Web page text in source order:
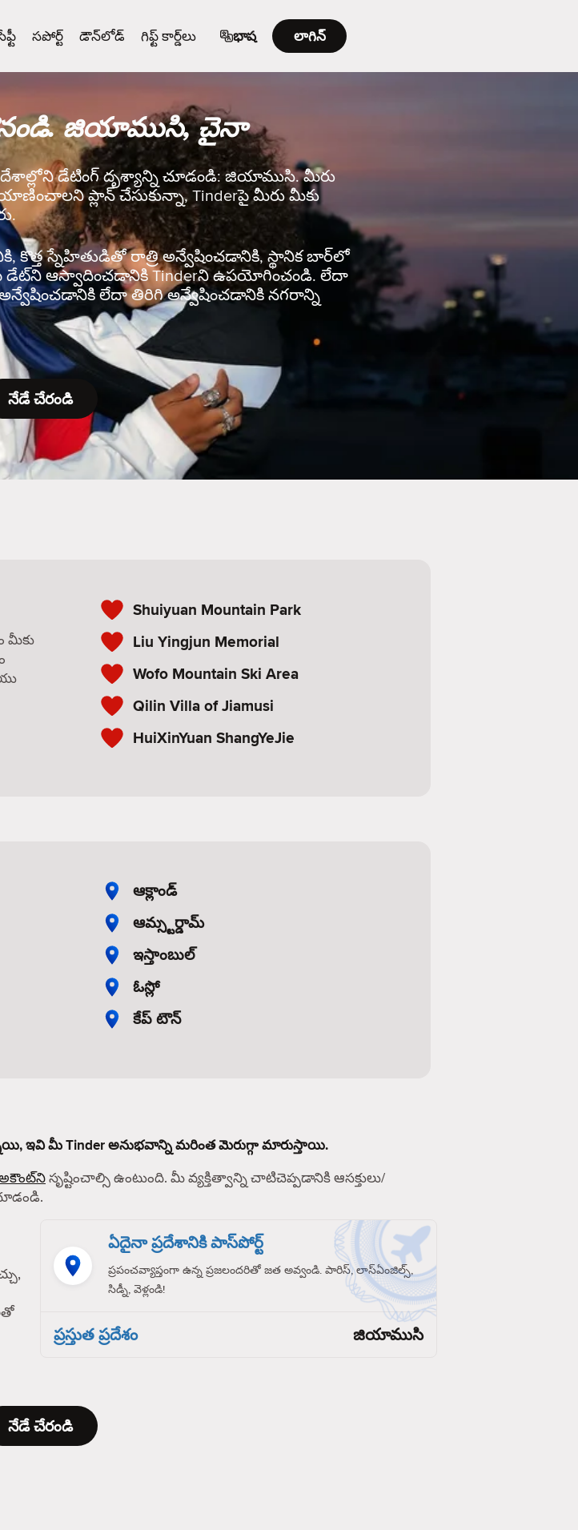
సపోర్ట్ డౌన్‌లోడ్ గిఫ్ట్ కార్డ్‌లు భాష లాగిన్
జియాముసి, చైనా
ప్రదేశాల్లోని డేటింగ్ దృశ్యాన్ని చూడండి: జియాముసి. మీరు
ప్లాన్ చేసుకున్నా, Tinderపై మీరు మీకు
కొత్త స్నేహితుడితో రాత్రి అన్వేషించడానికి, స్థానిక బార్‌లో
డేట్‌ని ఆస్వాదించడానికి Tinderని ఉపయోగించండి. లేదా
లేదా తిరిగి అన్వేషించడానికి నగరాన్ని
నేడే చేరండి
మీకు
Shuiyuan Mountain Park
Liu Yingjun Memorial
Wofo Mountain Ski Area
Qilin Villa of Jiamusi
HuiXinYuan ShangYeJie
ఆక్లాండ్
ఆమ్స్టర్డామ్
ఇస్తాంబుల్
ఓస్లో
కేప్ టౌన్
ఇవి మీ Tinder అనుభవాన్ని మరింత మెరుగ్గా మారుస్తాయి.
సృష్టించాల్సి ఉంటుంది. మీ వ్యక్తిత్వాన్ని చాటిచెప్పడానికి ఆసక్తులు/
ఏదైనా ప్రదేశానికి పాస్‌పోర్ట్
ప్రపంచవ్యాప్తంగా ఉన్న ప్రజలందరితో జత అవ్వండి. పారిస్, లాస్‌ఏంజిల్స్,
సిడ్నీ, వెళ్లండి!
ప్రస్తుత ప్రదేశం జియాముసి
నేడే చేరండి